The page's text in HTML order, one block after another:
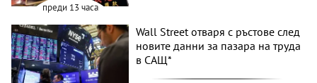
преди 13 часа
Wall Street отваря с ръстове след
новите данни за пазара на труда
в САЩ*